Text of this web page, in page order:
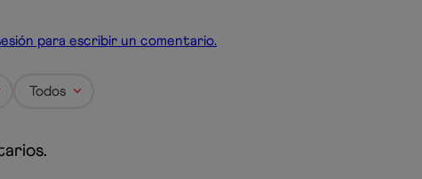
para escribir un comentario.
Todos